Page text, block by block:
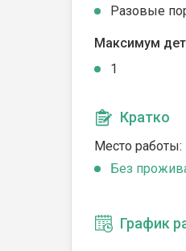
Разовые
Максимум
1
Кратко
Место работы:
Без
График